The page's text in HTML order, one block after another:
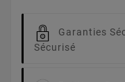
Garanties
Sécurisé